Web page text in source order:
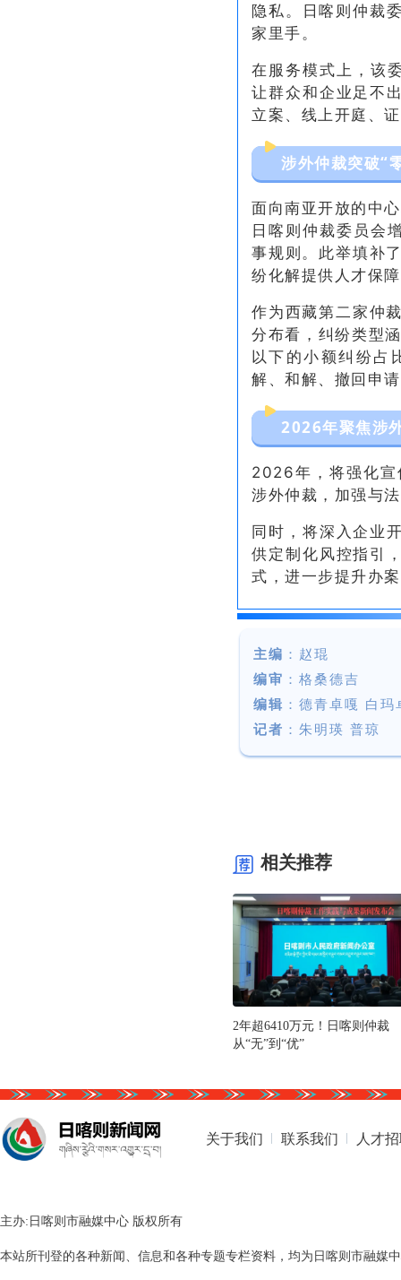
隐私。日喀则仲裁
家里手。
在服务模式上，该
让群众和企业足不
立案、线上开庭、
涉外仲裁突破“
面向南亚开放的中
日喀则仲裁委员会
事规则。此举填补
纷化解提供人才保
作为西藏第二家仲
分布看，纠纷类型
以下的小额纠纷占
解、和解、撤回申
2026年聚焦涉
2026年，将强化宣
涉外仲裁，加强与
同时，将深入企业
供定制化风控指引
式，进一步提升办
主编 ：赵琨
编审 ：格桑德吉
编辑 ：德青卓嘎 白玛
记者 ：朱明瑛 普琼
相关推荐
2年超6410万元！日喀则仲裁
从“无”到“优”
关于我们 联系我们 人才
主办:日喀则市融媒中心 版权所有
本站所刊登的各种新闻、信息和各种专题专栏资料，均为日喀则市融媒